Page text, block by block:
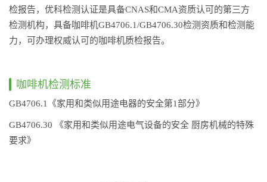
检报告，优科检测认证是具备CNAS和CMA资质认可的第三方
检测机构，具备咖啡机GB4706.1/GB4706.30检测资质和检测能
力，可办理权威认可的咖啡机质检报告。
咖啡机检测标准
GB4706.1《家用和类似用途电器的安全第1部分》
GB4706.30 《家用和类似用途电气设备的安全 厨房机械的特殊
要求》